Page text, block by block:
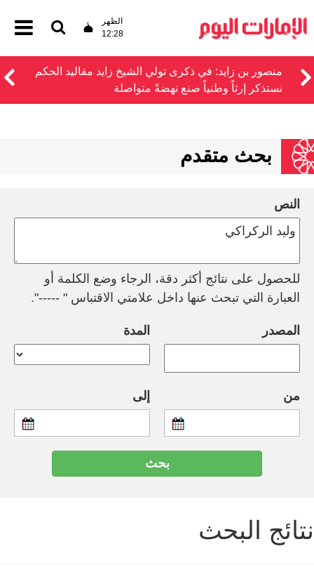
الظهر
12:28
منصور بن زايد: في ذكرى تولي الشيخ زايد مقاليد الحكم
نستذكر إرثاً وطنياً صنع نهضةً متواصلة
بحث متقدم
النص
للحصول على نتائج أكثر دقة، الرجاء وضع الكلمة أو
العبارة التي تبحث عنها داخل علامتي الاقتباس " -----".
المصدر المدة
من إلى
نتائج البحث